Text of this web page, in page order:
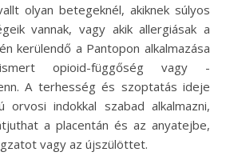
olyan betegeknél, akiknek súlyos
vannak, vagy akik allergiásak a
kerülendő a Pantopon alkalmazása
opioid-függőség vagy -
A terhesség és szoptatás ideje
indokkal szabad alkalmazni,
a placentán és az anyatejbe,
vagy az újszülöttet.